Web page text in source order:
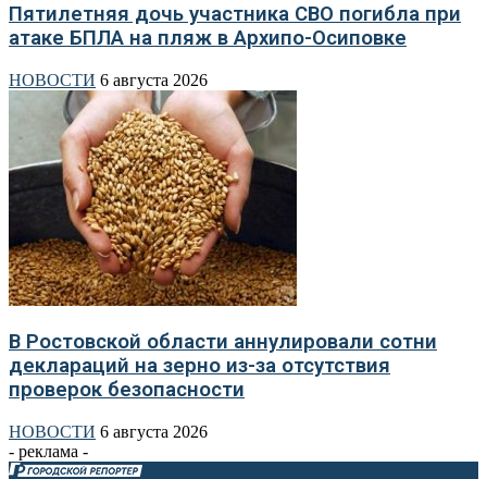
Пятилетняя дочь участника СВО погибла при
атаке БПЛА на пляж в Архипо-Осиповке
НОВОСТИ 6 августа 2026
В Ростовской области аннулировали сотни
деклараций на зерно из-за отсутствия
проверок безопасности
НОВОСТИ 6 августа 2026
- реклама -